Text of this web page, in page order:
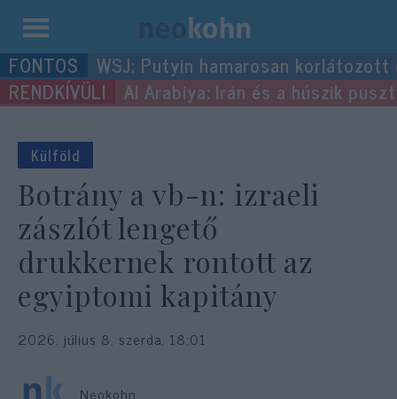
Kilépés
a
tartalomba
WSJ: Putyin hamarosan
Al Arabiya: Irán és a húszik
Külföld
Botrány a vb-n: izraeli
zászlót lengető
drukkernek rontott az
egyiptomi kapitány
2026. július 8. szerda, 18:01
Neokohn